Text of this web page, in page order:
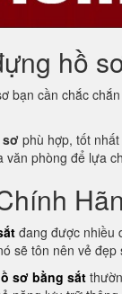
hồ
bạn cần chắc
phù hợp, tốt
phòng để lựa
đang được nhiều
sẽ tôn nên vẻ
sơ bằng sắt